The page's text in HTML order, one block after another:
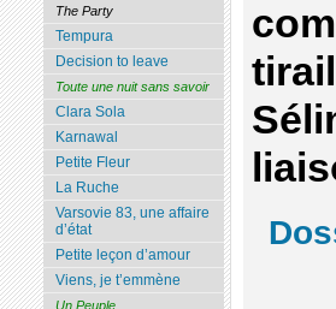
The Party
Tempura
Decision to leave
Toute une nuit sans savoir
Clara Sola
Karnawal
Petite Fleur
La Ruche
Varsovie 83, une affaire
d’état
Petite leçon d’amour
Viens, je t’emmène
Un Peuple